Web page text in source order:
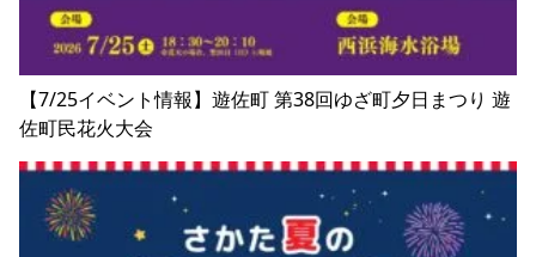
【7/25イベント情報】遊佐町 第38回ゆざ町夕日まつり 遊
佐町民花火大会